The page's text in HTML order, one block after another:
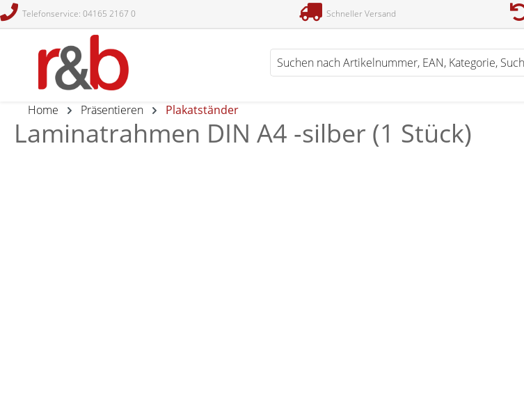
Zur Suche springen
Telefonservice: 04165 2167 0 Schneller Versand
Home Präsentieren Plakatständer
Laminatrahmen DIN A4 -silber (1 Stück)